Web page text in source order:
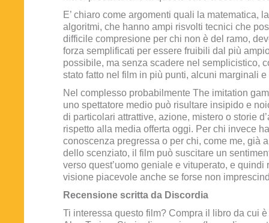
E’ chiaro come argomenti quali la matematica,
algoritmi, che hanno ampi risvolti tecnici che
difficile compresione per chi non è del ramo,
forza semplificati per essere fruibili dal più
possibile, ma senza scadere nel semplicistico,
stato fatto nel film in più punti, alcuni marginali
Nel complesso probabilmente The imitation
uno spettatore medio può risultare insipido e
di particolari attrattive, azione, mistero o storie
rispetto alla media offerta oggi. Per chi invece
conoscenza pregressa o per chi, come me, già
dello scenziato, il film può suscitare un
verso quest’uomo geniale e vituperato, e quindi
visione piacevole anche se forse non
Recensione scritta da Discordia
Ti interessa questo film? Compra il libro da cui